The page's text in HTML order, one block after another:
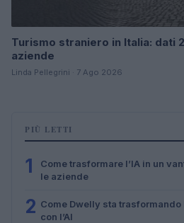
Turismo straniero in Italia: dati
aziende
Linda Pellegrini · 7 Ago 2026
PIÙ LETTI
1
Come trasformare l’IA in un
le aziende
2 Come Dwelly sta
con l’AI